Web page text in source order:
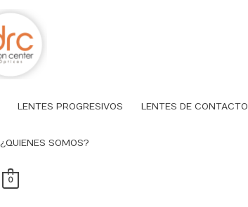
LENTES PROGRESIVOS LENTES DE CONTACTO
¿QUIENES SOMOS?
0